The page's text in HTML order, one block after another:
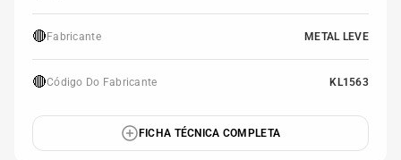
🔴 Fabricante METAL LEVE
🔴Código Do Fabricante KL1563
FICHA TÉCNICA COMPLETA